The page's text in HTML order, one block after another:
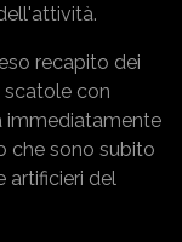
recapito dei
scatole con
immediatamente
che sono subito
artificieri del